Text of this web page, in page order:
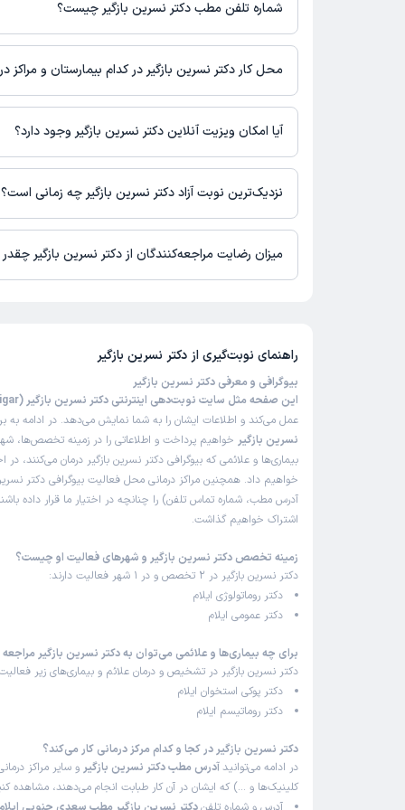
شماره تلفن مطب دکتر نسرین بازگیر چیست؟
مطب سعدی جنوبی : 09391730232
محل کار دکتر نسرین بازگیر در کدام بیمارستان و مراکز
اطلاعاتی درباره محل فعالیت دکتر نسرین بازگیر در مراکز درمانی
آیا امکان ویزیت آنلاین دکتر نسرین بازگیر وجود دارد؟
در حال حاضر اطلاعاتی درباره ارائه ویزیت آنلاین توسط دکتر نسرین
نیست. برای دریافت اطلاعات دقیق‌تر، لطفاً با مطب تماس بگیرید.
نزدیک‌ترین نوبت آزاد دکتر نسرین بازگیر چه زمانی است؟
دکتر نسرین بازگیر از روز دوشنبه 19 مرداد 1405 بیمار جدید می‌پذیرند.
میزان رضایت مراجعه‌کنندگان از دکتر نسرین بازگیر
راهنمای نوبت‌گیری از دکتر نسرین بازگیر
بیوگرافی و معرفی دکتر نسرین بازگیر
این صفحه مثل سایت نوبت‌دهی اینترنتی دکتر نسرین بازگیر (Dr Nasrin Bazigar)
عمل می‌کند و اطلاعات ایشان را به شما نمایش می‌دهد. در ادامه به
نسرین بازگیر خواهیم پرداخت و اطلاعاتی را در زمینه تخصص‌ها،
بیماری‌ها و علائمی که بیوگرافی دکتر نسرین بازگیر درمان می‌کنند، در
خواهیم داد. همچنین مراکز درمانی محل فعالیت بیوگرافی دکتر
آدرس مطب، شماره تماس تلفن) را چنانچه در اختیار ما قرار داده
اشتراک خواهیم گذاشت.
زمینه تخصص دکتر نسرین بازگیر و شهرهای فعالیت او چیست؟
دکتر نسرین بازگیر در 2 تخصص و در 1 شهر فعالیت دارند:
دکتر روماتولوژی ایلام
دکتر عمومی ایلام
برای چه بیماری‌ها و علائمی می‌توان به دکتر نسرین بازگیر مراجعه
دکتر نسرین بازگیر در تشخیص و درمان علائم و بیماری‌های زیر
دکتر پوکی استخوان ایلام
دکتر روماتیسم ایلام
دکتر نسرین بازگیر در کجا و کدام مرکز درمانی کار می‌کند؟
در ادامه می‌توانید آدرس مطب دکتر نسرین بازگیر و سایر مراکز
کلینیک‌ها و …) که ایشان در آن کار طبابت انجام می‌دهند، مشاهده